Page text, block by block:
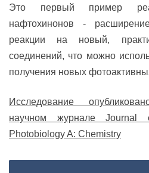
Это первый пример
нафтохинонов -
реакции на новый,
соединений, что можно
получения новых
Исследование
научном журнале Journal
Photobiology A: Chemistry